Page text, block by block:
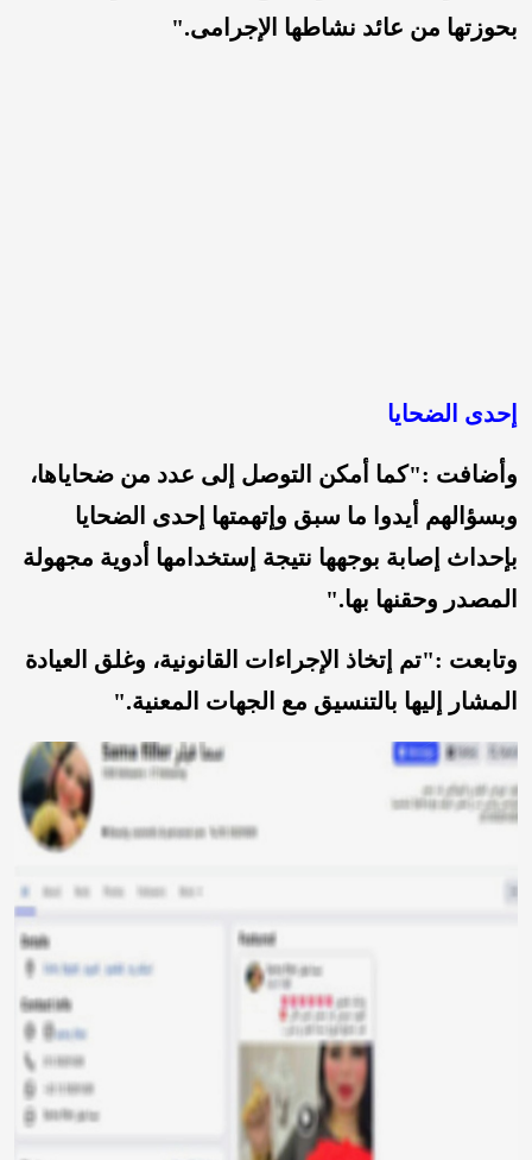
بحوزتها من عائد نشاطها الإجرامى."
إحدى الضحايا
وأضافت :"كما أمكن التوصل إلى عدد من ضحاياها،
وبسؤالهم أيدوا ما سبق وإتهمتها إحدى الضحايا
بإحداث إصابة بوجهها نتيجة إستخدامها أدوية مجهولة
المصدر وحقنها بها."
وتابعت :"تم إتخاذ الإجراءات القانونية، وغلق العيادة
المشار إليها بالتنسيق مع الجهات المعنية."